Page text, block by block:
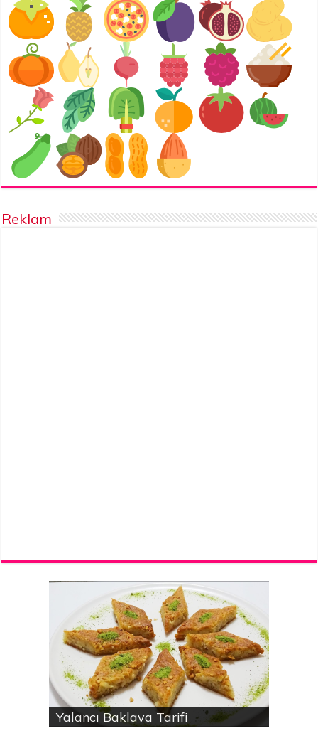
Reklam
Karbonatlı Pişi Tarifi
Hodan bitkisinin faydaları
Yalancı Baklava Tarifi
Gökçesu Pilavı Tarifi
Nohutlu kereviz yemeği